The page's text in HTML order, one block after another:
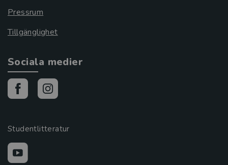
Pressrum
Tillgänglighet
Sociala medier
Studentlitteratur